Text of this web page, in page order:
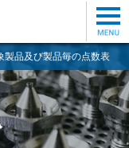
製品及び製品毎の点数表